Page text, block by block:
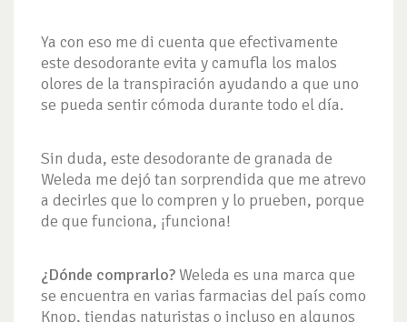
Ya con eso me di cuenta que efectivamente
este desodorante evita y camufla los malos
olores de la transpiración ayudando a que uno
se pueda sentir cómoda durante todo el día.
Sin duda, este desodorante de granada de
Weleda me dejó tan sorprendida que me atrevo
a decirles que lo compren y lo prueben, porque
de que funciona, ¡funciona!
¿Dónde comprarlo?Weleda es una marca que
se encuentra en varias farmacias del país como
Knop, tiendas naturistas o incluso en algunos